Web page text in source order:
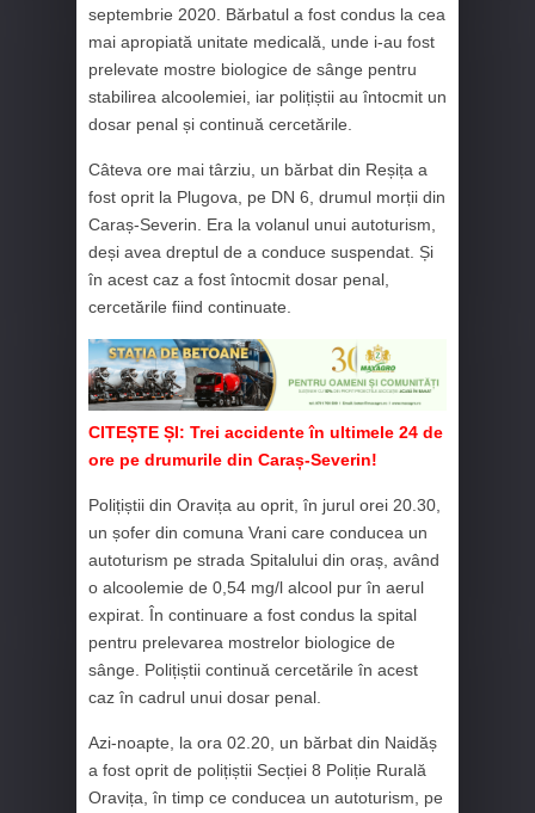
septembrie 2020. Bărbatul a fost condus la cea
mai apropiată unitate medicală, unde i-au fost
prelevate mostre biologice de sânge pentru
stabilirea alcoolemiei, iar polițiștii au întocmit un
dosar penal și continuă cercetările.
Câteva ore mai târziu, un bărbat din Reșița a
fost oprit la Plugova, pe DN 6, drumul morții din
Caraș-Severin. Era la volanul unui autoturism,
deși avea dreptul de a conduce suspendat. Și
în acest caz a fost întocmit dosar penal,
cercetările fiind continuate.
CITEȘTE ȘI: Trei accidente în ultimele 24 de
ore pe drumurile din Caraș-Severin!
Polițiștii din Oravița au oprit, în jurul orei 20.30,
un șofer din comuna Vrani care conducea un
autoturism pe strada Spitalului din oraș, având
o alcoolemie de 0,54 mg/l alcool pur în aerul
expirat. În continuare a fost condus la spital
pentru prelevarea mostrelor biologice de
sânge. Polițiștii continuă cercetările în acest
caz în cadrul unui dosar penal.
Azi-noapte, la ora 02.20, un bărbat din Naidăș
a fost oprit de polițiștii Secției 8 Poliție Rurală
Oravița, în timp ce conducea un autoturism, pe